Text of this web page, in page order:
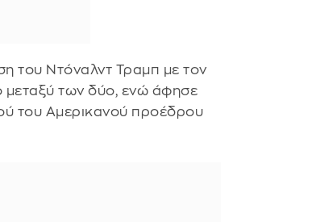
του Ντόναλντ Τραμπ με τον
μεταξύ των δύο, ενώ άφησε
του Αμερικανού προέδρου